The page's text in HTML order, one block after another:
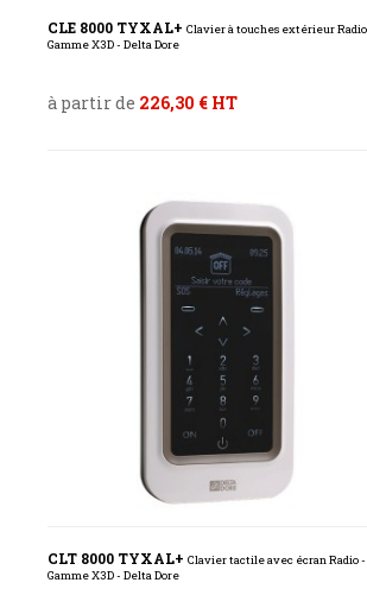
CLE 8000 TYXAL+ Clavier à touches extérieur
Gamme X3D - Delta Dore
à partir de 226,30 € HT
CLT 8000 TYXAL+ Clavier tactile avec écran Radio -
Gamme X3D - Delta Dore